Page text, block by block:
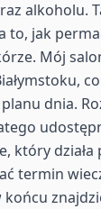
alkoholu.
to, jak
Mój
dnia.
który działa
termin